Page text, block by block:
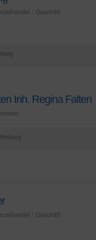
/ Geschäft
Inh. Regina Falten
/ Geschäft